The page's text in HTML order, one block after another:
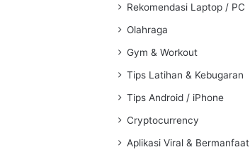
Rekomendasi Laptop / PC
Olahraga
Gym & Workout
Tips Latihan & Kebugaran
Tips Android / iPhone
Cryptocurrency
Aplikasi Viral & Bermanfaat